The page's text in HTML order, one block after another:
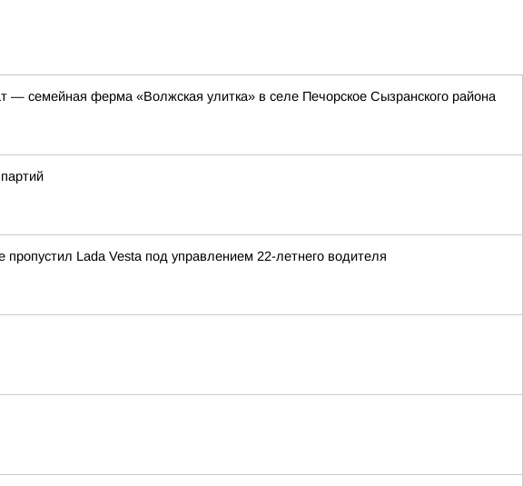
— семейная ферма «Волжская улитка» в селе Печорское Сызранского района
Lada Vesta под управлением 22-летнего водителя